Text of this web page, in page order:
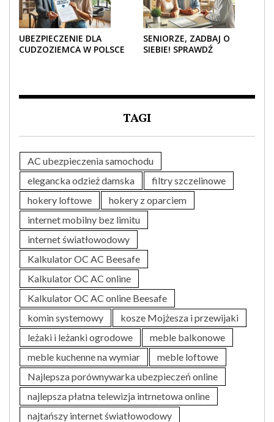
UBEZPIECZENIE DLA
CUDZOZIEMCA W POLSCE
SENIORZE, ZADBAJ O
SIEBIE! SPRAWDŹ
TAGI
AC ubezpieczenia samochodu
elegancka odzież damska
filtry szczelinowe
hokery loftowe
hokery z oparciem
internet mobilny bez limitu
internet światłowodowy
Kalkulator OC AC Beesafe
Kalkulator OC AC online
Kalkulator OC AC online Beesafe
komin systemowy
kosze Mojżesza i przewijaki
leżaki i leżanki ogrodowe
meble balkonowe
meble kuchenne na wymiar
meble loftowe
Najlepsza porównywarka ubezpieczeń online
najlepsza płatna telewizja intrnetowa online
najtańszy internet światłowodowy